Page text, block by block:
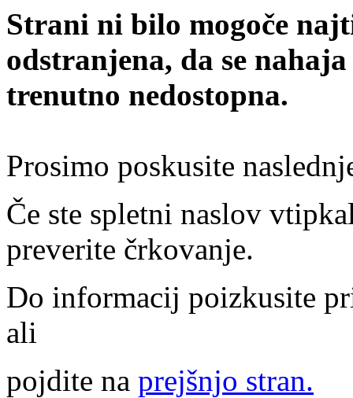
Strani ni bilo mogoče
odstranjena, da se
trenutno nedostopna.
Prosimo poskusite
Če ste spletni naslov
preverite črkovanje.
Do informacij poizkusite
ali
pojdite na prejšnjo stran.